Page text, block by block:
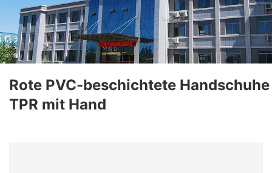
Rote PVC-beschichtete Handschuhe
TPR mit Hand